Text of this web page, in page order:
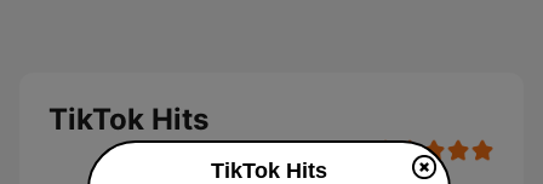
TikTok Hits
TikTok Hits